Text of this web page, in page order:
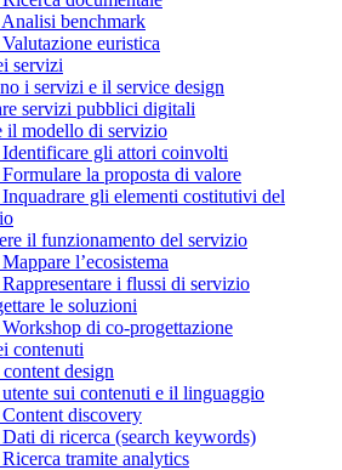
benchmark
euristica
servizi
i servizi e il service design
servizi pubblici digitali
il modello di servizio
Identificare gli attori coinvolti
la proposta di valore
gli elementi costitutivi del
il funzionamento del servizio
l’ecosistema
i flussi di servizio
le soluzioni
di co-progettazione
contenuti
design
sui contenuti e il linguaggio
discovery
di ricerca (search keywords)
tramite analytics